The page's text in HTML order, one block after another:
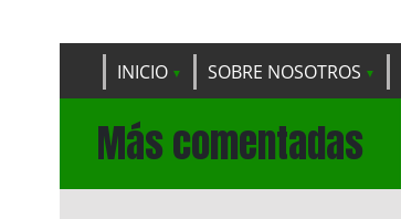
INICIO SOBRE NOSOTROS
Más comentadas